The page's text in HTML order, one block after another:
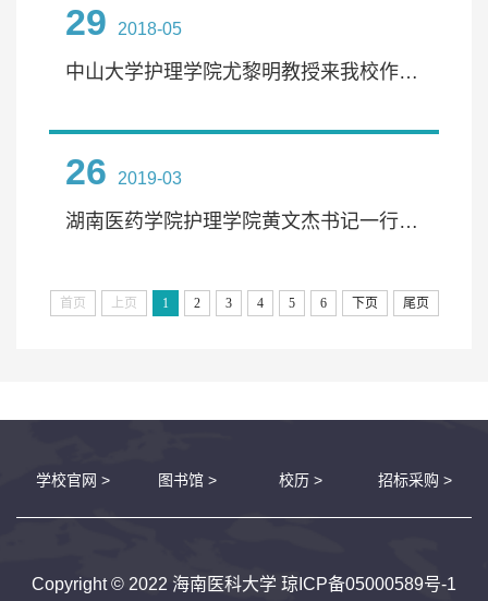
29 2018-05
中山大学护理学院尤黎明教授来我校作学术讲座
26 2019-03
湖南医药学院护理学院黄文杰书记一行来我校访问交流
首页 上页 1 2 3 4 5 6 下页 尾页
学校官网 > 图书馆 > 校历 > 招标采购 >
Copyright © 2022 海南医科大学 琼ICP备05000589号-1